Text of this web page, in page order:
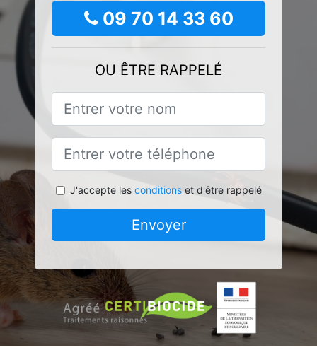
09 70 14 33 60
OU ÊTRE RAPPELÉ
J'accepte les conditionset d'être rappelé
Envoyer